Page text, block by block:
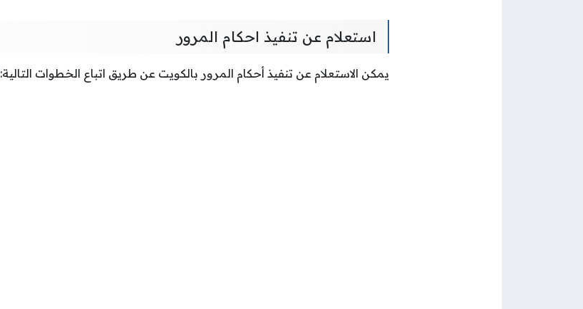
استعلام عن تنفيذ احكام المرور
يمكن الاستعلام عن تنفيذ أحكام المرور بالكويت عن طريق اتباع الخطوات التالية: